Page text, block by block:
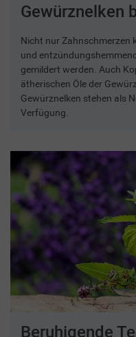
Gewürznelken
Nicht nur Zahnschmerzen
und
gemildert werden. Auch
ätherischen Öle der
Gewürznelken stehen als
Verfügung.
Beruhigende